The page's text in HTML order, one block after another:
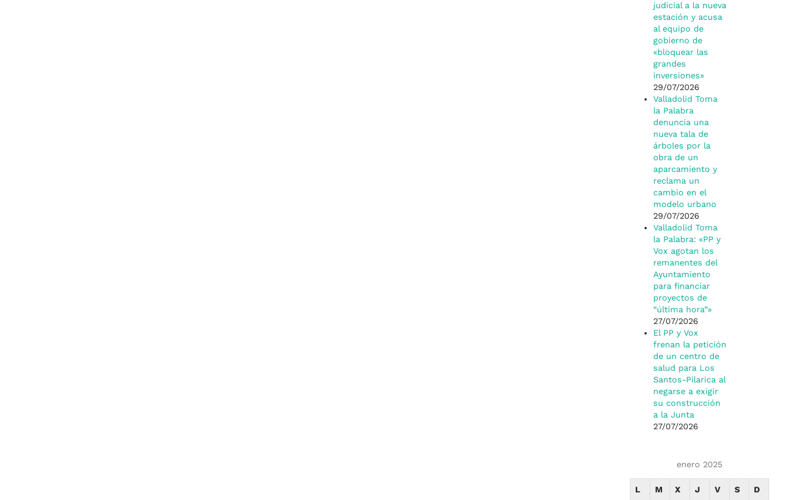
judicial a la nueva
estación y acusa
al equipo de
gobierno de
«bloquear las
grandes
inversiones»
29/07/2026
Valladolid Toma
la Palabra
denuncia una
nueva tala de
árboles por la
obra de un
aparcamiento y
reclama un
cambio en el
modelo urbano
29/07/2026
Valladolid Toma
la Palabra: «PP y
Vox agotan los
remanentes del
Ayuntamiento
para financiar
proyectos de
“última hora”»
27/07/2026
El PP y Vox
frenan la petición
de un centro de
salud para Los
Santos-Pilarica al
negarse a exigir
su construcción
a la Junta
27/07/2026
enero 2025
L M X J V S D